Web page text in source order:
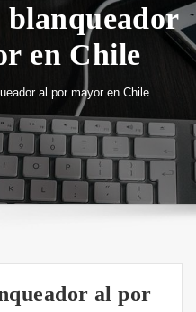
blanqueador
en Chile
al por mayor en Chile
al por